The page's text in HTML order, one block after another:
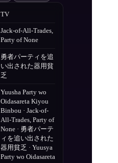
TV
Jack-of-All-Trades,
Party of None
勇者パーティを追
い出された器用貧
乏
Yuusha Party wo
Oidasareta Kiyou
Binbou · Jack-of-
All-Trades, Party of
None · 勇者パーテ
ィを追い出された
器用貧乏 · Yuusya
Party wo Oidasareta